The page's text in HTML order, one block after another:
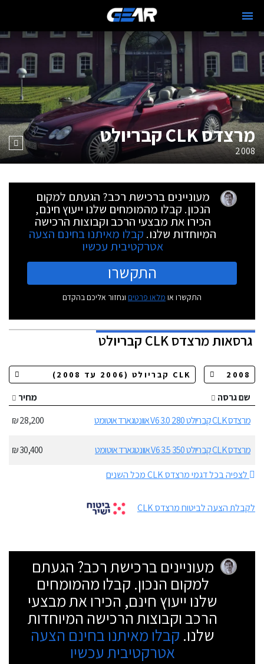
מרצדס CLK קבריולט
2008
מעוניינים ברכישת רכב? הגעתם למקום
הנכון. קבלו מהמומחים שלנו ייעוץ חינם,
הכירו את מבצעי הרכב וקבוצות הרכישה
המיוחדות שלנו. קבלו מאיתנו בחינם הצעה
אטרקטיבית עכשיו
התקשרו
התקשרו או מלאו פרטים ונחזור אליכם בהקדם
גרסאותמרצדס CLK קבריולט
שם גרסה
מחיר
מרצדס CLK קבריולט 280 3.0 V6 אוונטגארד אוטומט
28,200 ₪
מרצדס CLK קבריולט 350 3.5 V6 אוונטגארד אוטומט
30,400 ₪
לצפיה בכל דגמי מרצדס CLK מכל השנים
לקבלת הצעה לביטוח מרצדס CLK
מעוניינים ברכישת רכב? הגעתם
למקום הנכון. קבלו מהמומחים
שלנו ייעוץ חינם, הכירו את מבצעי
הרכב וקבוצות הרכישה המיוחדות
שלנו. קבלו מאיתנו בחינם הצעה
אטרקטיבית עכשיו